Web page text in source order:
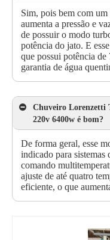
Sim, pois bem com
aumenta a pressão e
de possuir o modo
potência do jato. E
que possui potência
garantia de água
Chuveiro Lorenzetti
220v 6400w é bom?
De forma geral, esse
indicado para sistemas
comando
ajuste de até quatro
eficiente, o que